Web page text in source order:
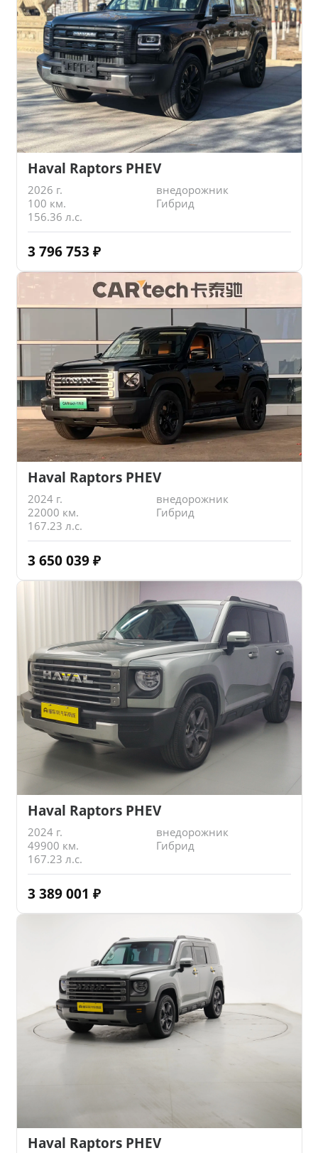
Haval Raptors PHEV
2026 г.
внедорожник
100 км.
Гибрид
156.36 л.с.
3 796 753 ₽
Haval Raptors PHEV
2024 г.
внедорожник
22000 км.
Гибрид
167.23 л.с.
3 650 039 ₽
Haval Raptors PHEV
2024 г.
внедорожник
49900 км.
Гибрид
167.23 л.с.
3 389 001 ₽
Haval Raptors PHEV